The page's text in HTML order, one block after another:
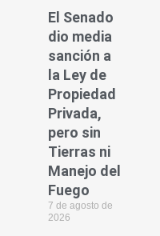
El Senado
dio media
sanción a
la Ley de
Propiedad
Privada,
pero sin
Tierras ni
Manejo del
Fuego
7 de agosto de
2026